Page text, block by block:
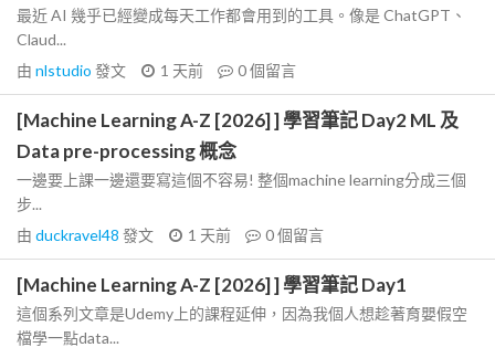
最近 AI 幾乎已經變成每天工作都會用到的工具。像是 ChatGPT、
Claud...
由 nlstudio 發文 1 天前 0個留言
[Machine Learning A-Z [2026] ] 學習筆記 Day2 ML 及
Data pre-processing 概念
一邊要上課一邊還要寫這個不容易! 整個machine learning分成三個
步...
由 duckravel48 發文 1 天前 0個留言
[Machine Learning A-Z [2026] ] 學習筆記 Day1
這個系列文章是Udemy上的課程延伸，因為我個人想趁著育嬰假空
檔學一點data...